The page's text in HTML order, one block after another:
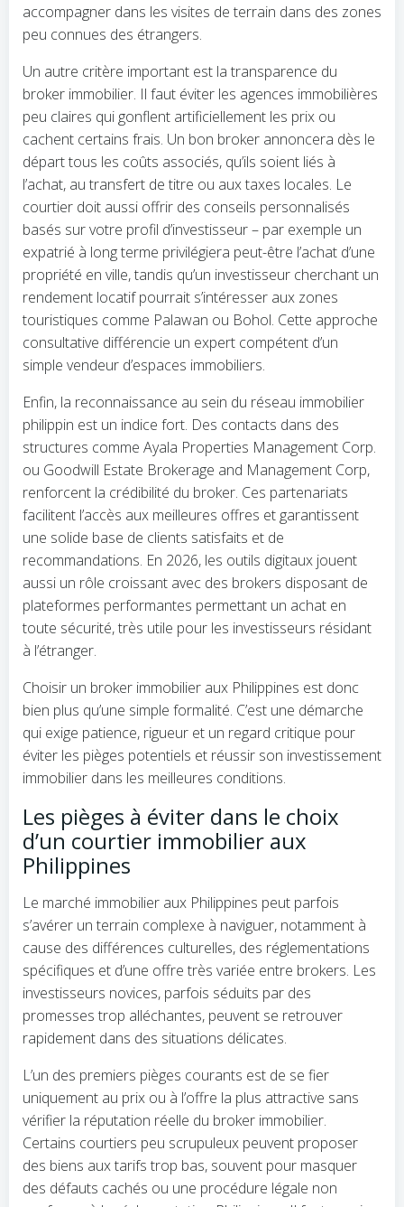
accompagner dans les visites de terrain dans des zones
peu connues des étrangers.
Un autre critère important est la transparence du
broker immobilier. Il faut éviter les agences immobilières
peu claires qui gonflent artificiellement les prix ou
cachent certains frais. Un bon broker annoncera dès le
départ tous les coûts associés, qu’ils soient liés à
l’achat, au transfert de titre ou aux taxes locales. Le
courtier doit aussi offrir des conseils personnalisés
basés sur votre profil d’investisseur – par exemple un
expatrié à long terme privilégiera peut-être l’achat d’une
propriété en ville, tandis qu’un investisseur cherchant un
rendement locatif pourrait s’intéresser aux zones
touristiques comme Palawan ou Bohol. Cette approche
consultative différencie un expert compétent d’un
simple vendeur d’espaces immobiliers.
Enfin, la reconnaissance au sein du réseau immobilier
philippin est un indice fort. Des contacts dans des
structures comme Ayala Properties Management Corp.
ou Goodwill Estate Brokerage and Management Corp,
renforcent la crédibilité du broker. Ces partenariats
facilitent l’accès aux meilleures offres et garantissent
une solide base de clients satisfaits et de
recommandations. En 2026, les outils digitaux jouent
aussi un rôle croissant avec des brokers disposant de
plateformes performantes permettant un achat en
toute sécurité, très utile pour les investisseurs résidant
à l’étranger.
Choisir un broker immobilier aux Philippines est donc
bien plus qu’une simple formalité. C’est une démarche
qui exige patience, rigueur et un regard critique pour
éviter les pièges potentiels et réussir son investissement
immobilier dans les meilleures conditions.
Les pièges à éviter dans le choix
d’un courtier immobilier aux
Philippines
Le marché immobilier aux Philippines peut parfois
s’avérer un terrain complexe à naviguer, notamment à
cause des différences culturelles, des réglementations
spécifiques et d’une offre très variée entre brokers. Les
investisseurs novices, parfois séduits par des
promesses trop alléchantes, peuvent se retrouver
rapidement dans des situations délicates.
L’un des premiers pièges courants est de se fier
uniquement au prix ou à l’offre la plus attractive sans
vérifier la réputation réelle du broker immobilier.
Certains courtiers peu scrupuleux peuvent proposer
des biens aux tarifs trop bas, souvent pour masquer
des défauts cachés ou une procédure légale non